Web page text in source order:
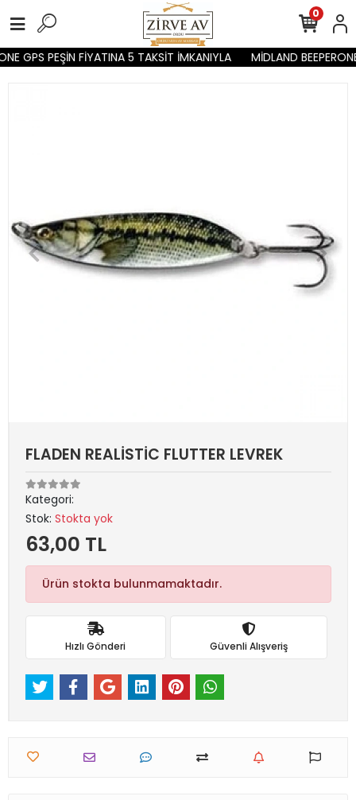
GPS PEŞİN FİYATINA 5 TAKSİT İMKANIYLA MİDLAND
0
FLADEN REALİSTİC FLUTTER LEVREK
Kategori:
Stok: Stokta yok
63,00 TL
Ürün stokta bulunmamaktadır.
Hızlı Gönderi Güvenli Alışveriş